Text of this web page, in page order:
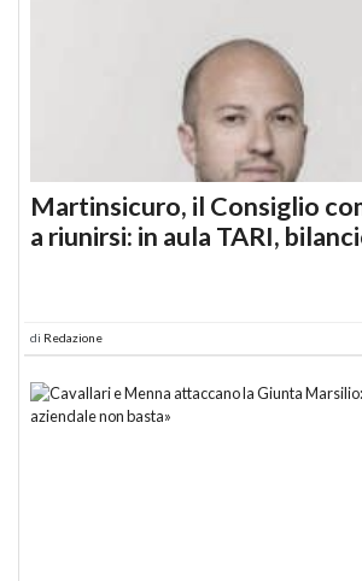
Martinsicuro, il Consiglio
a riunirsi: in aula TARI,
di Redazione